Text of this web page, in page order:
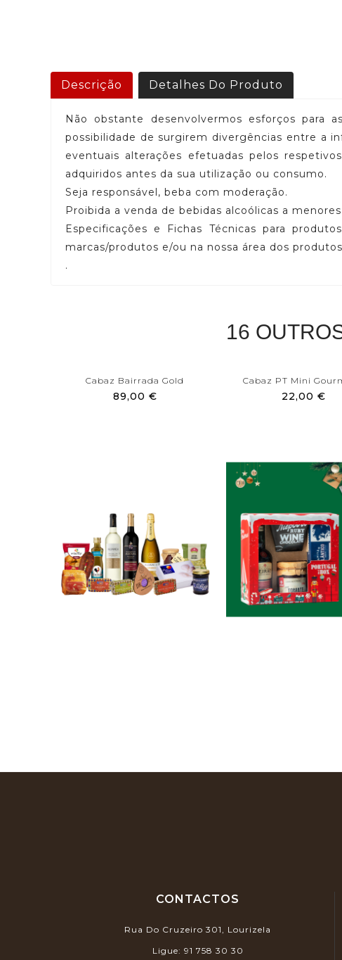
Descrição Detalhes Do Produto
Não obstante desenvolvermos esforços para
possibilidade de surgirem divergências entre a
eventuais alterações efetuadas pelos
adquiridos antes da sua utilização ou consumo.
Seja responsável, beba com moderação.
Proibida a venda de bebidas alcoólicas a
Especificações e Fichas Técnicas para
marcas/produtos e/ou na nossa área dos
.
16
Cabaz Bairrada Gold
89,00 €
Cabaz PT Mini
22,00 €
CONTACTOS
Rua Do Cruzeiro 301, Lourizela
Ligue: 91 758 30 30